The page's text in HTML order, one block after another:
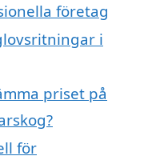
företag
i
priset på
för